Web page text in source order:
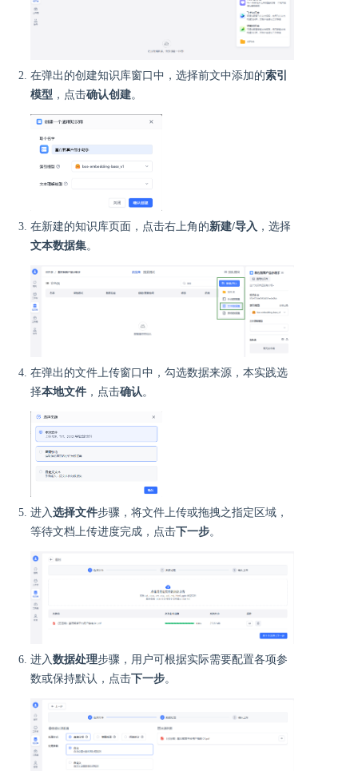
在弹出的创建知识库窗口中，选择前文中添加的索引
模型 ，点击确认创建。
在新建的知识库页面，点击右上角的新建/导入 ，选择
文本数据集。
在弹出的文件上传窗口中，勾选数据来源，本实践选
择本地文件 ，点击确认 。
进入选择文件步骤，将文件上传或拖拽之指定区域，
等待文档上传进度完成，点击下一步。
进入数据处理步骤，用户可根据实际需要配置各项参
数或保持默认，点击下一步。